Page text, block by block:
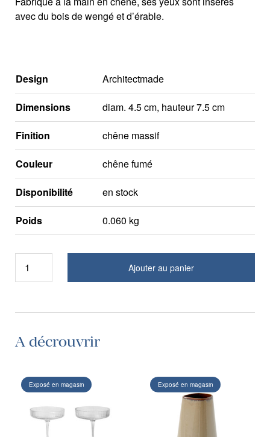
avec du bois de wengé et d’érable.
Design Architectmade
Dimensions diam. 4.5 cm, hauteur 7.5 cm
Finition chêne massif
Couleur chêne fumé
Disponibilité en stock
Poids 0.060 kg
Ajouter au panier
A décrouvrir
Exposé en magasin Exposé en magasin